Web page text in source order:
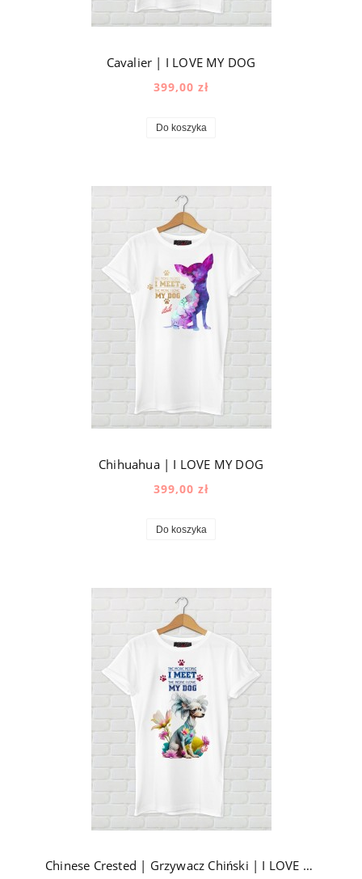
Cavalier | I LOVE MY DOG
399,00 zł
Do koszyka
Chihuahua | I LOVE MY DOG
399,00 zł
Do koszyka
Chinese Crested | Grzywacz Chiński | I LOVE MY DOG